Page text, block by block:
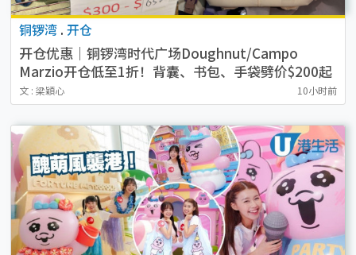
铜锣湾 . 开仓
开仓优惠｜铜锣湾时代广场Doughnut/Campo
Marzio开仓低至1折！背囊、书包、手袋劈价$200起
文 : 梁穎心 10小时前